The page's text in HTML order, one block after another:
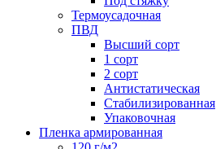
Термоусадочная
ПВД
Высший сорт
1 сорт
2 сорт
Антистатическая
Стабилизированная
Упаковочная
Пленка армированная